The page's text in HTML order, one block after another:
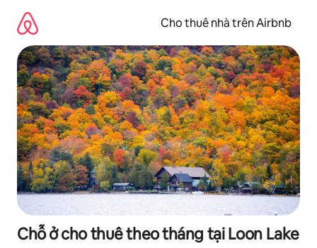
dung
Cho thuê nhà trên Airbnb
Chỗ ở cho thuê theo tháng tại Loon Lake